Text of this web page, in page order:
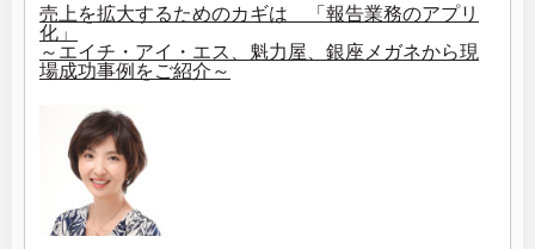
売上を拡大するためのカギは 「報告業務のアプリ
化」
～エイチ・アイ・エス、魁力屋、銀座メガネから現
場成功事例をご紹介～